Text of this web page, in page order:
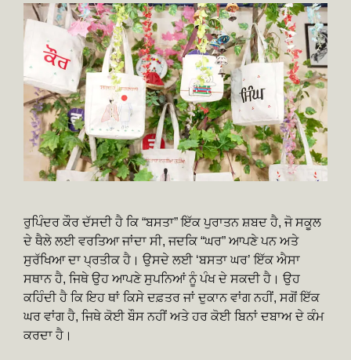
ਰੁਪਿੰਦਰ ਕੌਰ ਦੱਸਦੀ ਹੈ ਕਿ “ਬਸਤਾ” ਇੱਕ ਪੁਰਾਤਨ ਸ਼ਬਦ ਹੈ, ਜੋ ਸਕੂਲ
ਦੇ ਥੈਲੇ ਲਈ ਵਰਤਿਆ ਜਾਂਦਾ ਸੀ, ਜਦਕਿ “ਘਰ” ਆਪਣੇ ਪਨ ਅਤੇ
ਸੁਰੱਖਿਆ ਦਾ ਪ੍ਰਤੀਕ ਹੈ। ਉਸਦੇ ਲਈ ‘ਬਸਤਾ ਘਰ’ ਇੱਕ ਐਸਾ
ਸਥਾਨ ਹੈ, ਜਿਥੇ ਉਹ ਆਪਣੇ ਸੁਪਨਿਆਂ ਨੂੰ ਪੰਖ ਦੇ ਸਕਦੀ ਹੈ। ਉਹ
ਕਹਿੰਦੀ ਹੈ ਕਿ ਇਹ ਥਾਂ ਕਿਸੇ ਦਫ਼ਤਰ ਜਾਂ ਦੁਕਾਨ ਵਾਂਗ ਨਹੀਂ, ਸਗੋਂ ਇੱਕ
ਘਰ ਵਾਂਗ ਹੈ, ਜਿਥੇ ਕੋਈ ਬੌਸ ਨਹੀਂ ਅਤੇ ਹਰ ਕੋਈ ਬਿਨਾਂ ਦਬਾਅ ਦੇ ਕੰਮ
ਕਰਦਾ ਹੈ।